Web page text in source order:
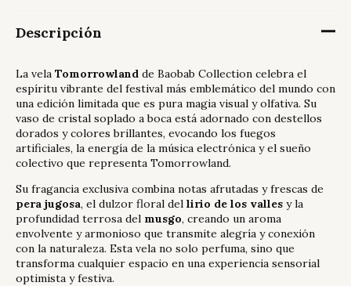
Descripción
La vela Tomorrowland de Baobab Collection celebra el
espíritu vibrante del festival más emblemático del mundo con
una edición limitada que es pura magia visual y olfativa. Su
vaso de cristal soplado a boca está adornado con destellos
dorados y colores brillantes, evocando los fuegos
artificiales, la energía de la música electrónica y el sueño
colectivo que representa Tomorrowland.
Su fragancia exclusiva combina notas afrutadas y frescas de
pera jugosa, el dulzor floral del lirio de los valles y la
profundidad terrosa del musgo, creando un aroma
envolvente y armonioso que transmite alegría y conexión
con la naturaleza. Esta vela no solo perfuma, sino que
transforma cualquier espacio en una experiencia sensorial
optimista y festiva.